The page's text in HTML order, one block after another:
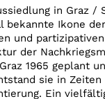
in Graz
bekannte Ikone
und partizipativen
der
1965 geplant
sie in Zeiten
Ein